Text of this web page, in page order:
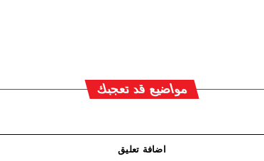
مواضيع قد تعجبك
اضافة تعليق